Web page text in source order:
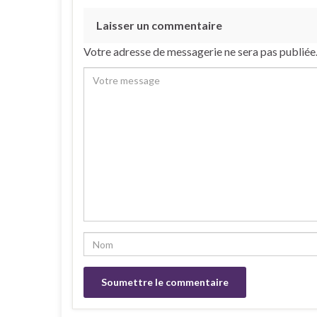
Laisser un commentaire
Votre adresse de messagerie ne sera pas publiée.